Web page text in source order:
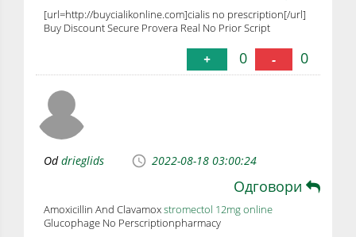
[url=http://buycialikonline.com]cialis no prescription[/url]
Buy Discount Secure Provera Real No Prior Script
+ 0 - 0
Oddrieglids 2022-08-18 03:00:24
Одговори
Amoxicillin And Clavamoxstromectol 12mg online
Glucophage No Perscriptionpharmacy